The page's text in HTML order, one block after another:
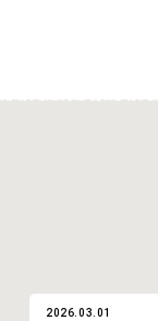
2026.03.01